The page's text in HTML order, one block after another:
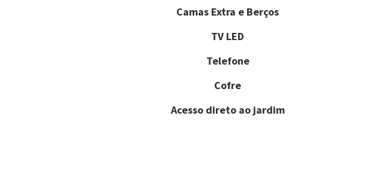
Camas Extra e Berços
TV LED
Telefone
Cofre
Acesso direto ao jardim